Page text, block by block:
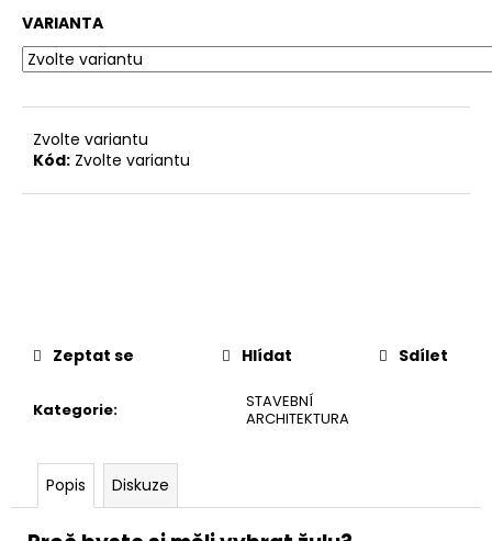
VARIANTA
Zvolte variantu
Kód: Zvolte variantu
Kategorie:
STAVEBNÍ
ARCHITEKTURA
Zeptat se Hlídat Sdílet
Popis Diskuze
č
u
j
e
m
e